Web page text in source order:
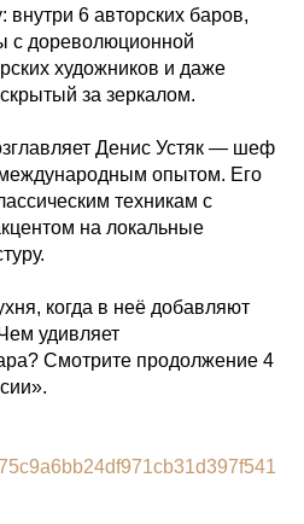
внутри 6 авторских баров,
с дореволюционной
художников и даже
за зеркалом.
Денис Устяк — шеф
опытом. Его
техникам с
на локальные
когда в неё добавляют
удивляет
Смотрите продолжение 4